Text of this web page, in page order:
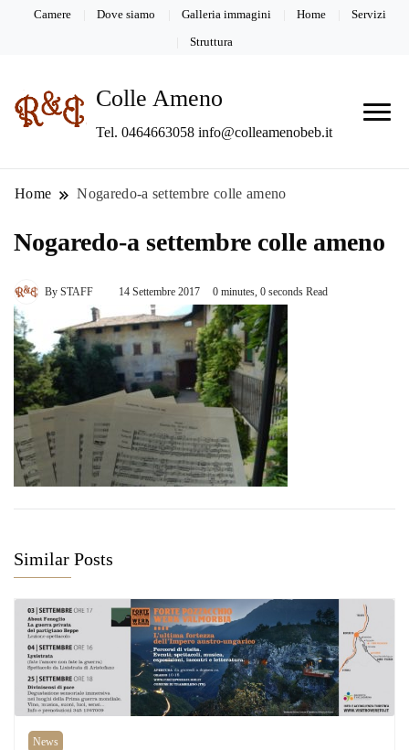
Camere Dove siamo Galleria immagini Home Servizi
Struttura
Colle Ameno
Tel. 0464663058 info@colleamenobeb.it
Home Nogaredo-a settembre colle ameno
Nogaredo-a settembre colle ameno
By STAFF 14 Settembre 2017 0 minutes, 0 seconds Read
Similar Posts
News